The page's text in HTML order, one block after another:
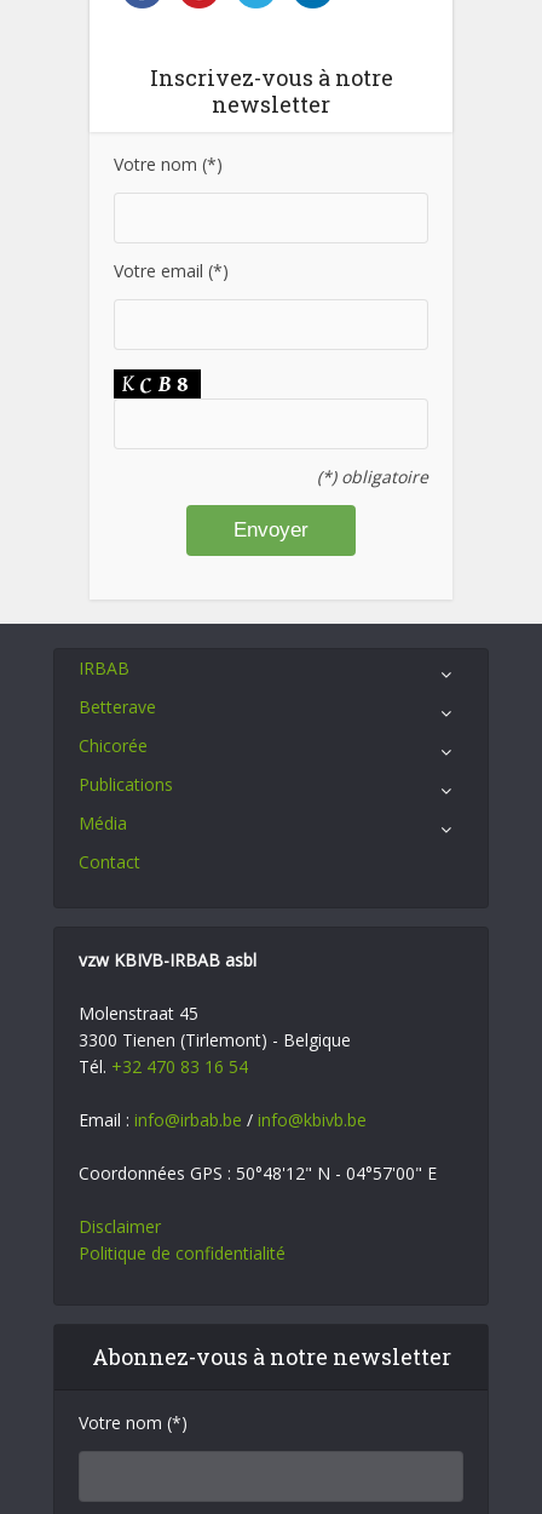
Inscrivez-vous à notre
newsletter
Votre nom (*)
Votre email (*)
(*) obligatoire
IRBAB
Betterave
Chicorée
Publications
Média
Contact
vzw KBIVB-IRBAB asbl
Molenstraat 45
3300 Tienen (Tirlemont) - Belgique
Tél. +32 470 83 16 54
Email : info@irbab.be / info@kbivb.be
Coordonnées GPS : 50°48'12" N - 04°57'00" E
Disclaimer
Politique de confidentialité
Abonnez-vous à notre newsletter
Votre nom (*)